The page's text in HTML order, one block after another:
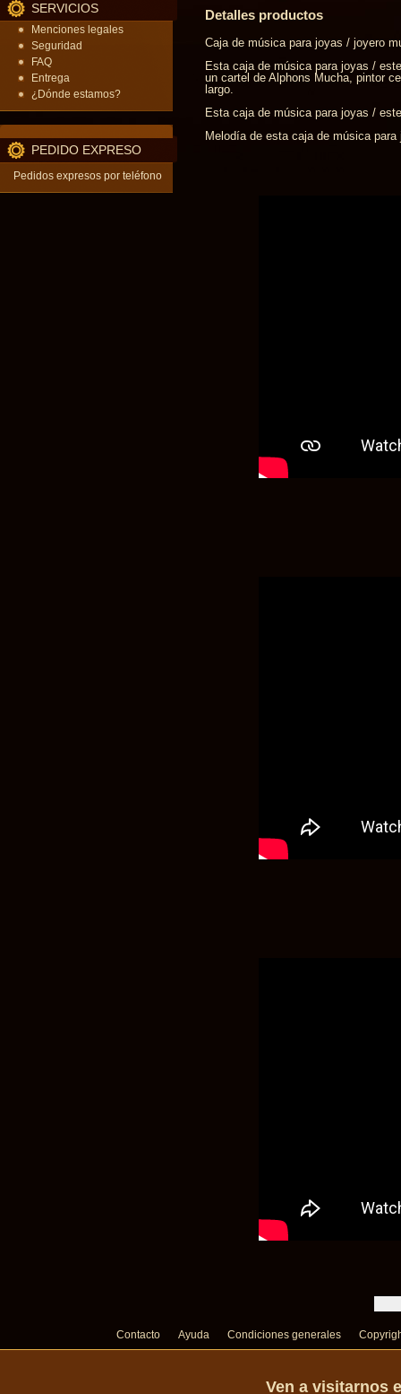
SERVICIOS
Menciones legales
Seguridad
FAQ
Entrega
¿Dónde estamos?
PEDIDO EXPRESO
Pedidos expresos por teléfono
Detalles productos
Caja de música para joyas / joyero
Esta caja de música para joyas /
un cartel de Alphons Mucha, pintor
largo.
Esta caja de música para joyas /
Melodía de esta caja de música
Contacto Ayuda Condiciones generales
Ven a visitarnos